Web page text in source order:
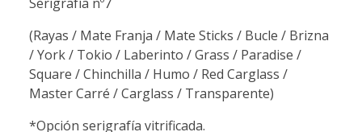
(Rayas / Mate Franja / Mate Sticks / Bucle / Brizna
/ York / Tokio / Laberinto / Grass / Paradise /
Square / Chinchilla / Humo / Red Carglass /
Master Carré / Carglass / Transparente)
*Opción serigrafía vitrificada.